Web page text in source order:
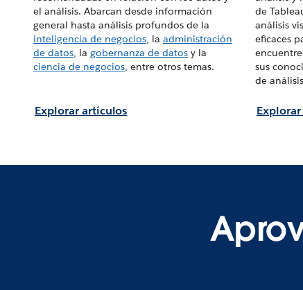
el análisis. Abarcan desde información
general hasta análisis profundos de la
inteligencia de negocios, la administración
de datos, la gobernanza de datos y la
ciencia de negocios, entre otros temas.
Explorar artículos
de
análisis
eficaces
sus
de